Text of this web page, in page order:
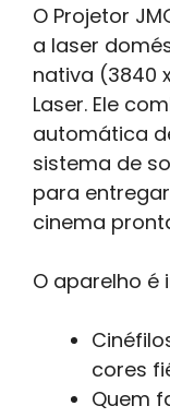
O Projetor
a laser
nativa (3840
Laser. Ele
automática
sistema de
para
cinema
O aparelho é
cores
Quem